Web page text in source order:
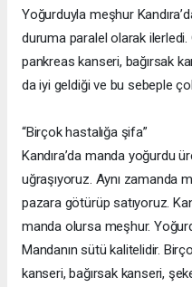
Yoğurduyla meşhur
duruma paralel olarak
pankreas kanseri, bağırsak
da iyi geldiği ve bu sebeple
“Birçok hastalığa şifa”
Kandıra’da manda yoğurdu
uğraşıyoruz. Aynı zamanda
pazara götürüp satıyoruz.
manda olursa meşhur.
Mandanın sütü kalitelidir.
kanseri, bağırsak kanseri,